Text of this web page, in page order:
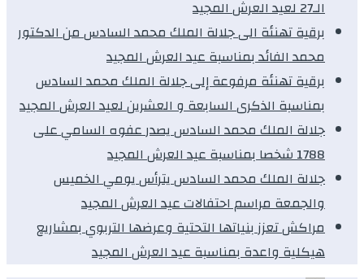
الـ27 لعيد العرش المجيد
برقية تهنئة الى جلالة الملك محمد السادس من الدكتور
محمد الفائد بمناسبة عيد العرش المجيد
برقية تهنئة مرفوعة إلى جلالة الملك محمد السادس
بمناسبة الذكرى السابعة و العشرين لعيد العرش المجيد
جلالة الملك محمد السادس يصدر عفوه السامي على
1788 شخصا بمناسبة عيد العرش المجيد
جلالة الملك محمد السادس يترأس يومي الخميس
والجمعة مراسم احتفالات عيد العرش المجيد
مراكش تعزز بنياتها التحتية وعرضها التربوي بمشاريع
هيكلية واعدة بمناسبة عيد العرش المجيد